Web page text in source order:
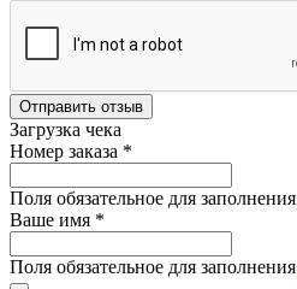
Отправить отзыв
Загрузка чека
Номер заказа *
Поля обязательное для заполнения
Ваше имя *
Поля обязательное для заполнения